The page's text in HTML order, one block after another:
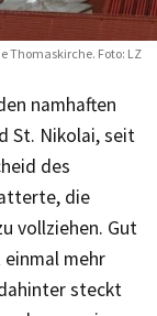
Thomaskirche. Foto: LZ
namhaften
St. Nikolai, seit
des
die
vollziehen. Gut
mehr
steckt